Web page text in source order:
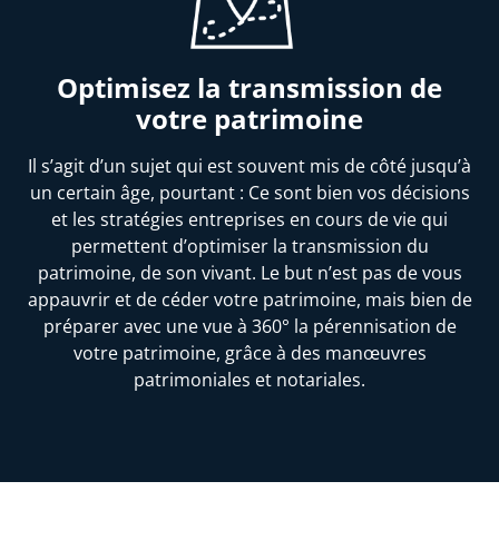
Optimisez la transmission de
votre patrimoine
Il s’agit d’un sujet qui est souvent mis de côté jusqu’à
un certain âge, pourtant : Ce sont bien vos décisions
et les stratégies entreprises en cours de vie qui
permettent d’optimiser la transmission du
patrimoine, de son vivant. Le but n’est pas de vous
appauvrir et de céder votre patrimoine, mais bien de
préparer avec une vue à 360° la pérennisation de
votre patrimoine, grâce à des manœuvres
patrimoniales et notariales.